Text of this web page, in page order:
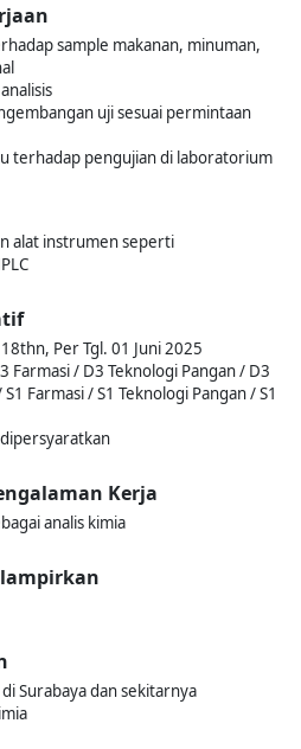
sample makanan, minuman,
uji sesuai permintaan
terhadap pengujian di laboratorium
alat instrumen seperti
Per Tgl. 01 Juni 2025
Farmasi / D3 Teknologi Pangan / D3
Farmasi / S1 Teknologi Pangan / S1
Kerja
analis kimia
Surabaya dan sekitarnya